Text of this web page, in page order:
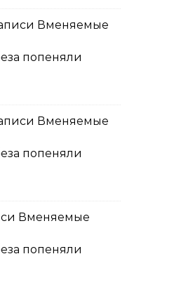
Вменяемые
попеняли
Вменяемые
попеняли
Вменяемые
попеняли